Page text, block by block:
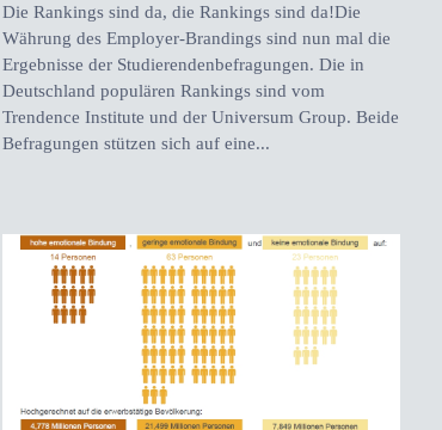
Die Rankings sind da, die Rankings sind da!Die
Währung des Employer-Brandings sind nun mal die
Ergebnisse der Studierendenbefragungen. Die in
Deutschland populären Rankings sind vom
Trendence Institute und der Universum Group. Beide
Befragungen stützen sich auf eine...